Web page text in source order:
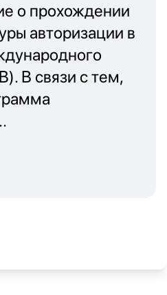
о прохождении
авторизации в
В связи с тем,